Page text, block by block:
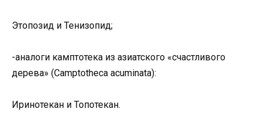
Этопозид и Тенизопид;
-аналоги камптотека из азиатского «счастливого
дерева» (Camptotheca acuminata):
Иринотекан и Топотекан.